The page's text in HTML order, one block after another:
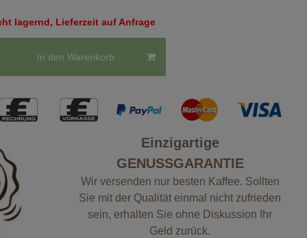
lagernd, Lieferzeit auf Anfrage
In den Warenkorb
Einzigartige
GENUSSGARANTIE
Wir versenden nur besten Kaffee. Sollten
Sie mit der Qualität einmal nicht zufrieden
sein, erhalten Sie ohne Diskussion Ihr
Geld zurück.